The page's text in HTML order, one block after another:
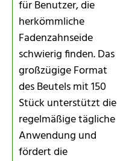
für Benutzer, die
herkömmliche
Fadenzahnseide
schwierig finden. Das
großzügige Format
des Beutels mit 150
Stück unterstützt die
regelmäßige tägliche
Anwendung und
fördert die